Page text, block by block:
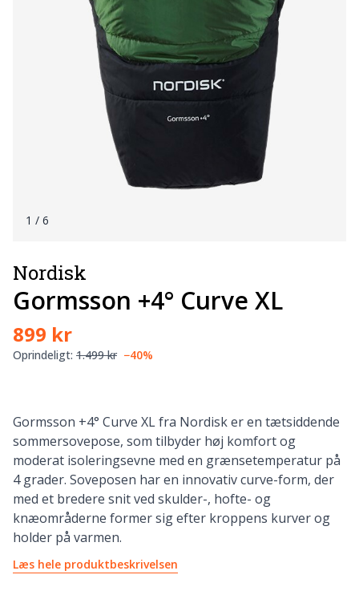
1 / 6
Nordisk
Gormsson +4° Curve XL
899 kr
Oprindeligt: 1.499 kr −40%
Gormsson +4° Curve XL fra Nordisk er en tætsiddende
sommersovepose, som tilbyder høj komfort og
moderat isoleringsevne med en grænsetemperatur på
4 grader. Soveposen har en innovativ curve-form, der
med et bredere snit ved skulder-, hofte- og
knæområderne former sig efter kroppens kurver og
holder på varmen.
Læs hele produktbeskrivelsen